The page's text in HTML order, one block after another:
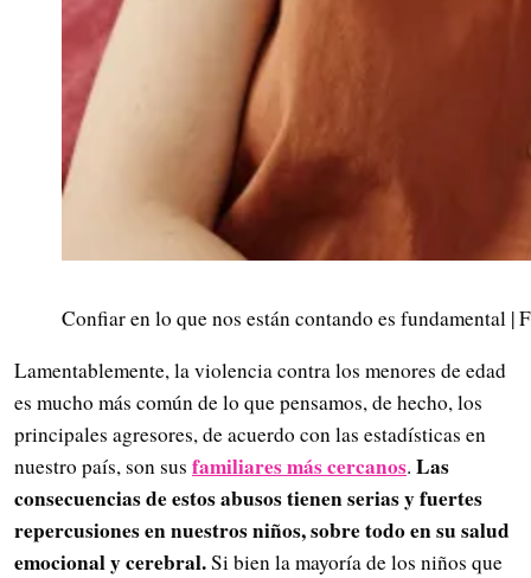
Confiar en lo que nos están contando es fundamental |
Lamentablemente, la violencia contra los menores de edad
es mucho más común de lo que pensamos, de hecho, los
principales agresores, de acuerdo con las estadísticas en
nuestro país, son sus familiares más cercanos. Las
consecuencias de estos abusos tienen serias y fuertes
repercusiones en nuestros niños, sobre todo en su salud
emocional y cerebral.Si bien la mayoría de los niños que